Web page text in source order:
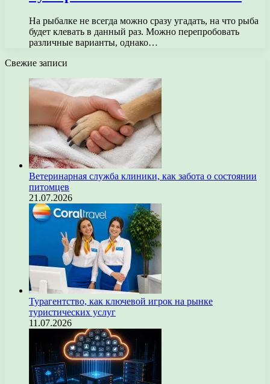
На рыбалке не всегда можно сразу угадать, на что рыба
будет клевать в данный раз. Можно перепробовать
различные варианты, однако…
Свежие записи
Ветеринарная служба клиники, как забота о состоянии
питомцев
21.07.2026
Турагентство, как ключевой игрок на рынке
туристических услуг
11.07.2026